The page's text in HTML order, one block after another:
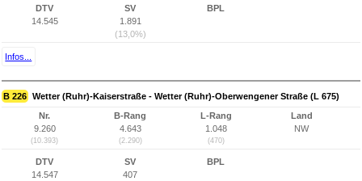
DTV
14.545
SV
1.891
(13,0%)
BPL
Infos...
B 226 Wetter (Ruhr)-Kaiserstraße - Wetter (Ruhr)-Oberwengener Straße (L 675)
Nr.
9.260
(10.393)
B-Rang
4.643
(2.290)
L-Rang
1.048
(470)
Land
NW
DTV
14.547
SV
407
BPL